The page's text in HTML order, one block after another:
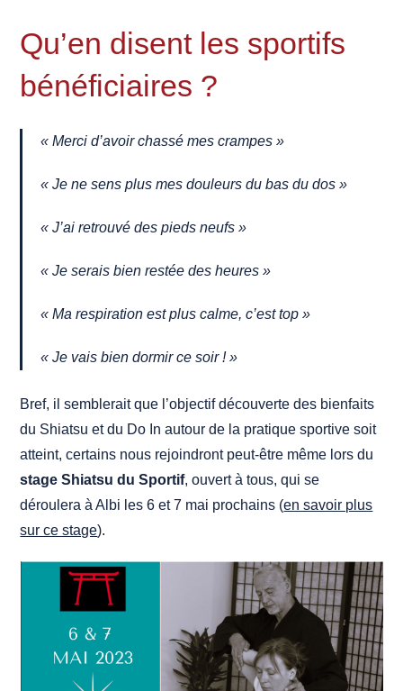
Qu’en disent les sportifs
bénéficiaires ?
« Merci d’avoir chassé mes crampes »
« Je ne sens plus mes douleurs du bas du dos »
« J’ai retrouvé des pieds neufs »
« Je serais bien restée des heures »
« Ma respiration est plus calme, c’est top »
« Je vais bien dormir ce soir ! »
Bref, il semblerait que l’objectif découverte des bienfaits
du Shiatsu et du Do In autour de la pratique sportive soit
atteint, certains nous rejoindront peut-être même lors du
stage Shiatsu du Sportif, ouvert à tous, qui se
déroulera à Albi les 6 et 7 mai prochains (en savoir plus
sur ce stage).